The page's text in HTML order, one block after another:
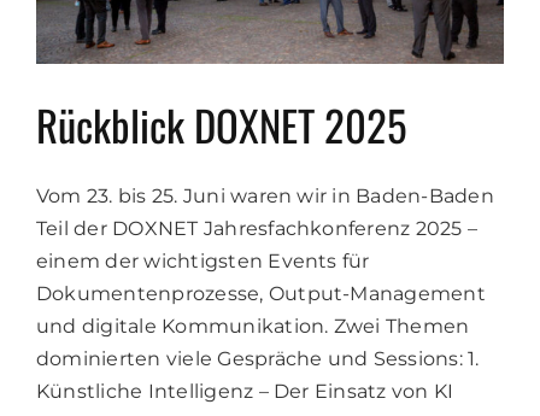
Rückblick DOXNET 2025
Vom 23. bis 25. Juni waren wir in Baden-Baden
Teil der DOXNET Jahresfachkonferenz 2025 –
einem der wichtigsten Events für
Dokumentenprozesse, Output-Management
und digitale Kommunikation. Zwei Themen
dominierten viele Gespräche und Sessions: 1.
Künstliche Intelligenz – Der Einsatz von KI